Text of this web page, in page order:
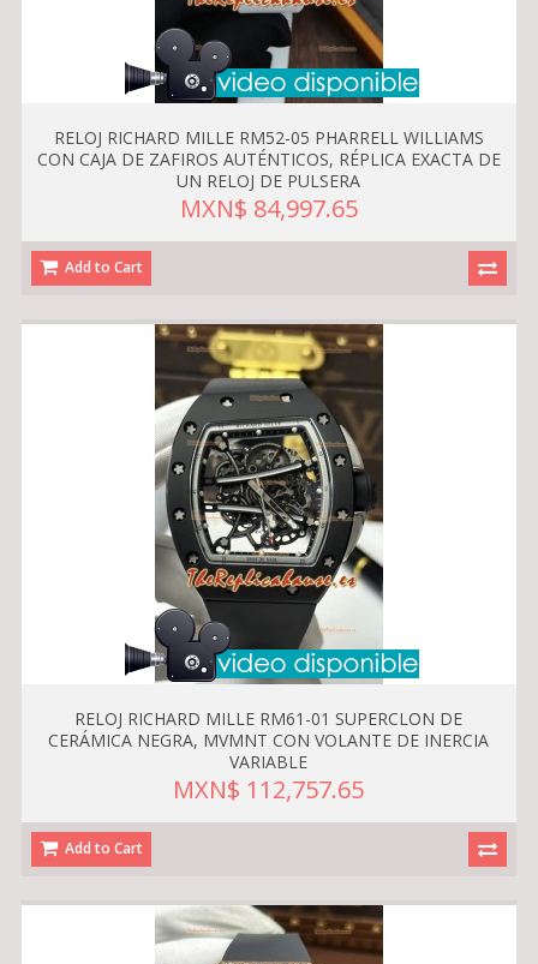
RELOJ RICHARD MILLE RM52-05 PHARRELL WILLIAMS
CON CAJA DE ZAFIROS AUTÉNTICOS, RÉPLICA EXACTA DE
UN RELOJ DE PULSERA
MXN$ 84,997.65
Add to Cart
RELOJ RICHARD MILLE RM61-01 SUPERCLON DE
CERÁMICA NEGRA, MVMNT CON VOLANTE DE INERCIA
VARIABLE
MXN$ 112,757.65
Add to Cart